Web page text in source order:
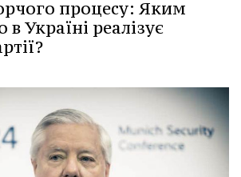
процесу: Яким
Україні реалізує